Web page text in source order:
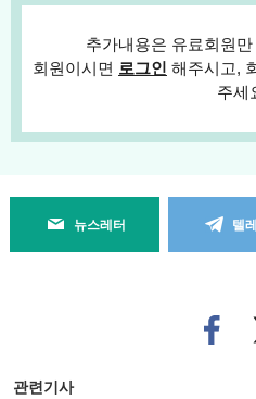
추가내용은 유료회원
회원이시면 로그인 해주시고,
주세
뉴스레터 텔
페
이
관련기사